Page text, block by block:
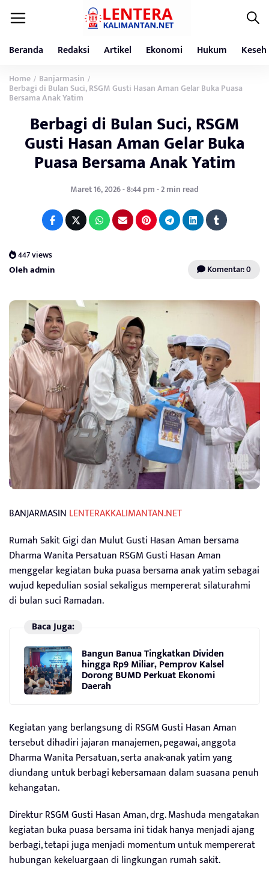
Beranda Redaksi Artikel Ekonomi Hukum
Home / Banjarmasin /
Berbagi di Bulan Suci, RSGM Gusti Hasan Aman Gelar Buka Puasa
Bersama Anak Yatim
Berbagi di Bulan Suci, RSGM
Gusti Hasan Aman Gelar Buka
Puasa Bersama Anak Yatim
Maret 16, 2026 - 8:44 pm - 2 min read
447 views
Oleh admin Komentar: 0
BANJARMASIN LENTERAKKALIMANTAN.NET
Rumah Sakit Gigi dan Mulut Gusti Hasan Aman bersama
Dharma Wanita Persatuan RSGM Gusti Hasan Aman
menggelar kegiatan buka puasa bersama anak yatim sebagai
wujud kepedulian sosial sekaligus mempererat silaturahmi
di bulan suci Ramadan.
Baca Juga:
Bangun Banua Tingkatkan Dividen
hingga Rp9 Miliar, Pemprov Kalsel
Dorong BUMD Perkuat Ekonomi
Daerah
Kegiatan yang berlangsung di RSGM Gusti Hasan Aman
tersebut dihadiri jajaran manajemen, pegawai, anggota
Dharma Wanita Persatuan, serta anak-anak yatim yang
diundang untuk berbagi kebersamaan dalam suasana penuh
kehangatan.
Direktur RSGM Gusti Hasan Aman, drg. Mashuda mengatakan
kegiatan buka puasa bersama ini tidak hanya menjadi ajang
berbagi, tetapi juga menjadi momentum untuk mempererat
hubungan kekeluargaan di lingkungan rumah sakit.